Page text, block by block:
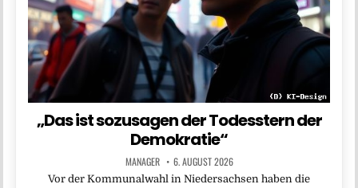
„Das ist sozusagen der Todesstern der
Demokratie“
MANAGER 6. AUGUST 2026
Vor der Kommunalwahl in Niedersachsen haben die